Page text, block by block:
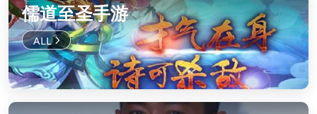
儒道至圣手游